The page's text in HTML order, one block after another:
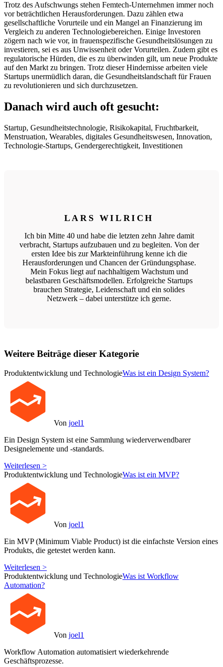
Trotz des Aufschwungs stehen Femtech-Unternehmen immer noch
vor beträchtlichen Herausforderungen. Dazu zählen etwa
gesellschaftliche Vorurteile und ein Mangel an Finanzierung im
Vergleich zu anderen Technologiebereichen. Einige Investoren
zögern nach wie vor, in frauenspezifische Gesundheitslösungen zu
investieren, sei es aus Unwissenheit oder Vorurteilen. Zudem gibt es
regulatorische Hürden, die es zu überwinden gilt, um neue Produkte
auf den Markt zu bringen. Trotz dieser Hindernisse arbeiten viele
Startups unermüdlich daran, die Gesundheitslandschaft für Frauen
zu revolutionieren und sich durchzusetzen.
Danach wird auch oft gesucht:
Startup, Gesundheitstechnologie, Risikokapital, Fruchtbarkeit,
Menstruation, Wearables, digitales Gesundheitswesen, Innovation,
Technologie-Startups, Gendergerechtigkeit, Investitionen
LARS WILRICH
Ich bin Mitte 40 und habe die letzten zehn Jahre damit
verbracht, Startups aufzubauen und zu begleiten. Von der
ersten Idee bis zur Markteinführung kenne ich die
Herausforderungen und Chancen der Gründungsphase.
Mein Fokus liegt auf nachhaltigem Wachstum und
belastbaren Geschäftsmodellen. Erfolgreiche Startups
brauchen Strategie, Leidenschaft und ein solides
Netzwerk – dabei unterstütze ich gerne.
Weitere Beiträge dieser Kategorie
Produktentwicklung und TechnologieWas ist ein Design System?
Von joel1
Ein Design System ist eine Sammlung wiederverwendbarer
Designelemente und -standards.
Weiterlesen >
Produktentwicklung und TechnologieWas ist ein MVP?
Von joel1
Ein MVP (Minimum Viable Product) ist die einfachste Version eines
Produkts, die getestet werden kann.
Weiterlesen >
Produktentwicklung und TechnologieWas ist Workflow
Automation?
Von joel1
Workflow Automation automatisiert wiederkehrende
Geschäftsprozesse.